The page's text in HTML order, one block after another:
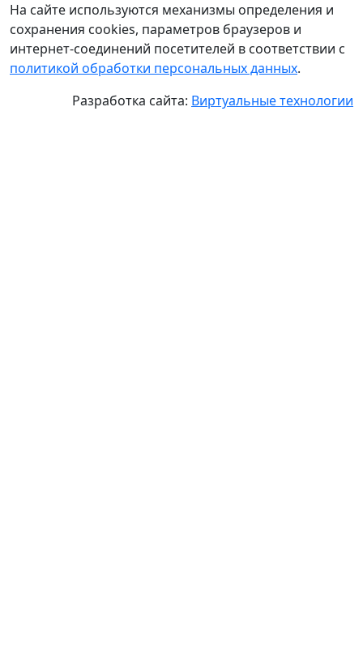
На сайте используются механизмы определения и
сохранения cookies, параметров браузеров и
интернет-соединений посетителей в соответствии с
политикой обработки персональных данных.
Разработка сайта: Виртуальные технологии